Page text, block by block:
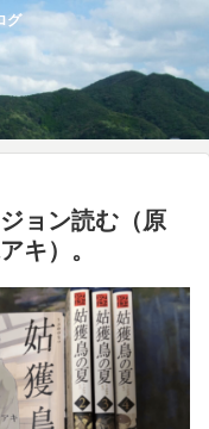
グ
ョン読む（原
キ）。